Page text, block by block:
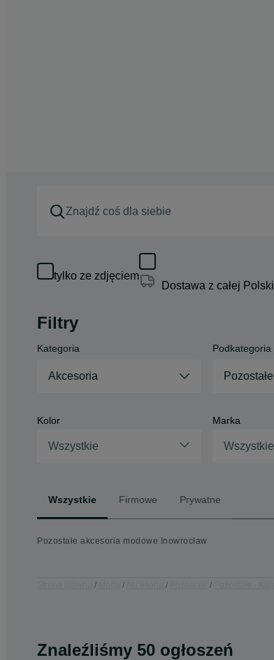
tylko ze zdjęciem
Dostawa z całej Polski
Filtry
Kategoria
Akcesoria
Podkategoria
Pozostałe
Kolor
Wszystkie
Marka
Wszystkie
Wszystkie Firmowe Prywatne
Pozostałe akcesoria modowe Inowrocław
Znaleźliśmy 50 ogłoszeń